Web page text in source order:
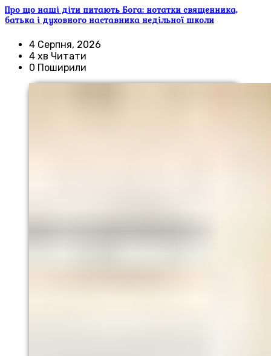
Про що наші діти питають Бога: нотатки священника,
батька і духовного наставника недільної школи
4 Серпня, 2026
4 хв Читати
0 Поширили